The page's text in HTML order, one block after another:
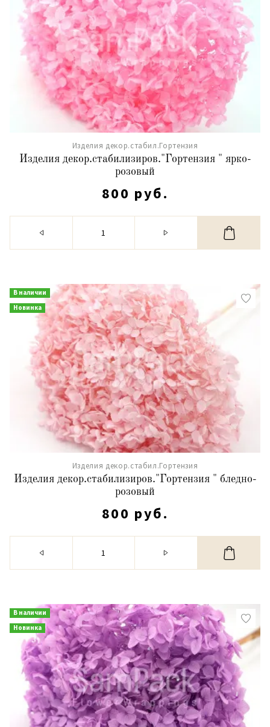
Изделия декор.стабил.Гортензия
Изделия декор.стабилизиров."Гортензия " ярко-
розовый
800 руб.
В наличии
Новинка
Изделия декор.стабил.Гортензия
Изделия декор.стабилизиров."Гортензия " бледно-
розовый
800 руб.
В наличии
Новинка